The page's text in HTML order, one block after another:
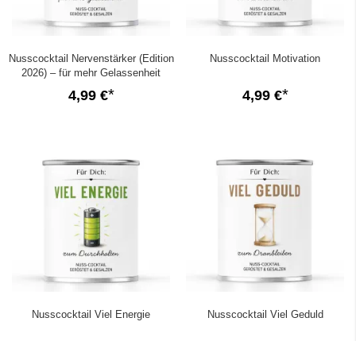
Nusscocktail Nervenstärker (Edition
2026) – für mehr Gelassenheit
4,99 €
Nusscocktail Motivation
4,99 €
Nusscocktail Viel Energie Nusscocktail Viel Geduld